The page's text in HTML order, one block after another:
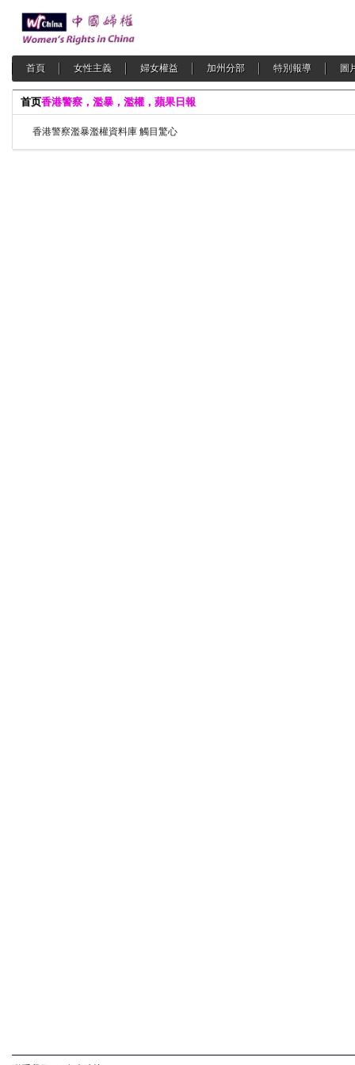
首頁 女性主義 婦女權益 加州分部 特別報導 圖
首页香港警察，濫暴，濫權，蘋果日報
香港警察濫暴濫權資料庫 觸目驚心